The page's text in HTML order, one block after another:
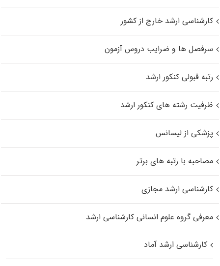
کارشناسی ارشد خارج از کشور
سرفصل ها و ضرایب دروس آزمون
رتبه قبولی کنکور ارشد
ظرفیت رشته های کنکور ارشد
پزشکی از لیسانس
مصاحبه با رتبه های برتر
کارشناسی ارشد مجازی
معرفی گروه علوم انسانی کارشناسی ارشد
کارشناسی ارشد آماد